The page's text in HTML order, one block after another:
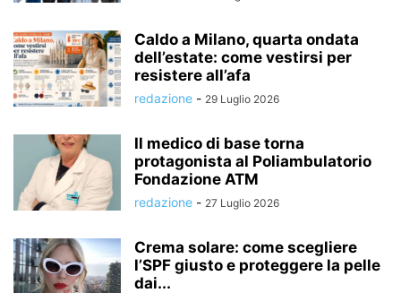
Caldo a Milano, quarta ondata
dell’estate: come vestirsi per
resistere all’afa
redazione - 29 Luglio 2026
Il medico di base torna
protagonista al Poliambulatorio
Fondazione ATM
redazione - 27 Luglio 2026
Crema solare: come scegliere
l’SPF giusto e proteggere la pelle
dai...